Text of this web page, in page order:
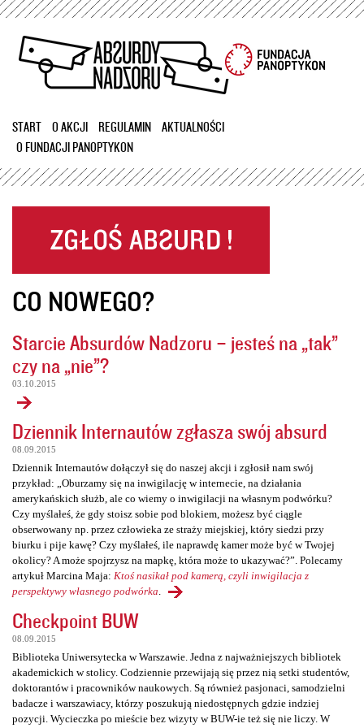
Przejdź
treści
START O AKCJI REGULAMIN
AKTUALNOŚCI
O FUNDACJI PANOPTYKON
CO NOWEGO?
Starcie Absurdów Nadzoru – jesteś na „tak”
czy na „nie”?
03.10.2015
Dziennik Internautów zgłasza swój absurd
08.09.2015
Dziennik Internautów dołączył się do naszej akcji i zgłosił nam swój
przykład: „Oburzamy się na inwigilację w internecie, na działania
amerykańskich służb, ale co wiemy o inwigilacji na własnym podwórku?
Czy myślałeś, że gdy stoisz sobie pod blokiem, możesz być ciągle
obserwowany np. przez człowieka ze straży miejskiej, który siedzi przy
biurku i pije kawę? Czy myślałeś, ile naprawdę kamer może być w Twojej
okolicy? A może spojrzysz na mapkę, która może to ukazywać?”. Polecamy
artykuł Marcina Maja: Ktoś nasikał pod kamerą, czyli inwigilacja z
perspektywy własnego podwórka
Checkpoint BUW
08.09.2015
Biblioteka Uniwersytecka w Warszawie. Jedna z najważniejszych bibliotek
akademickich w stolicy. Codziennie przewijają się przez nią setki studentów,
doktorantów i pracowników naukowych. Są również pasjonaci, samodzielni
badacze i warszawiacy, którzy poszukują niedostępnych gdzie indziej
pozycji. Wycieczka po mieście bez wizyty w BUW-ie też się nie liczy. W